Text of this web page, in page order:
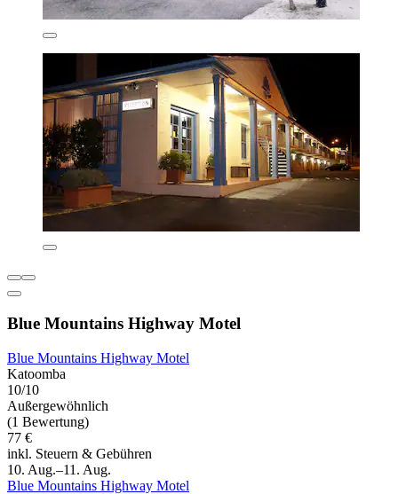
Blue Mountains Highway Motel
Blue Mountains Highway Motel
Katoomba
10/10
Außergewöhnlich
(1 Bewertung)
77 €
inkl. Steuern & Gebühren
10. Aug.–11. Aug.
Blue Mountains Highway Motel